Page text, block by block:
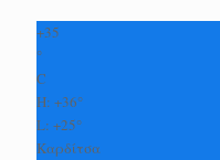
+35
°
C
H: +36°
L: +25°
Καρδίτσα